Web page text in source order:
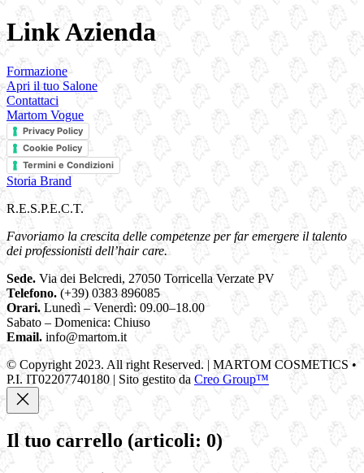
Link Azienda
Formazione
Apri il tuo Salone
Contattaci
Martom Vogue
Privacy Policy
Cookie Policy
Termini e Condizioni
Storia Brand
R.E.S.P.E.C.T.
Favoriamo la crescita delle competenze per far emergere il talento
dei professionisti dell’hair care.
Sede. Via dei Belcredi, 27050 Torricella Verzate PV
Telefono. (+39) 0383 896085
Orari. Lunedì – Venerdì: 09.00–18.00
Sabato – Domenica: Chiuso
Email. info@martom.it
© Copyright 2023. All right Reserved. | MARTOM COSMETICS •
P.I. IT02207740180 | Sito gestito da Creo Group™
Il tuo carrello (articoli: 0)